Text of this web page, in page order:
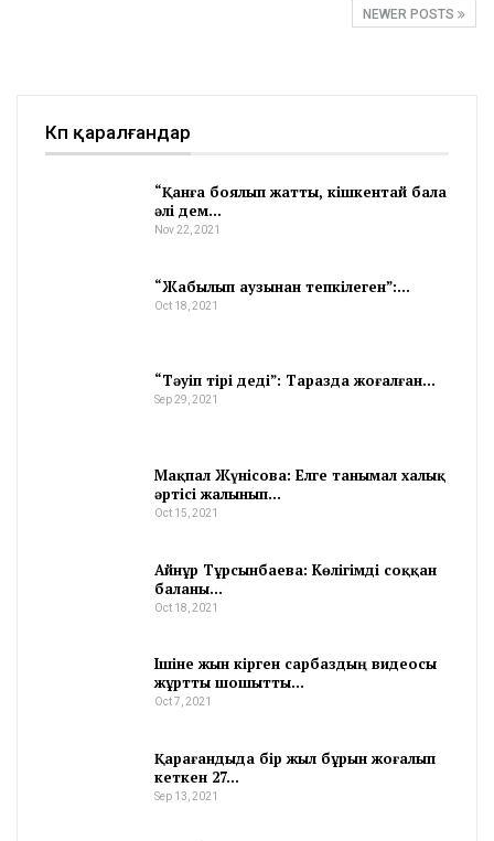
NEWER POSTS
Көп қаралғандар
“Қанға боялып жатты, кішкентай бала
әлі дем…
Nov 22, 2021
“Жабылып аузынан тепкілеген”:…
Oct 18, 2021
“Тәуіп тірі деді”: Таразда жоғалған…
Sep 29, 2021
Мақпал Жүнісова: Елге танымал халық
әртісі жалынып…
Oct 15, 2021
Айнұр Тұрсынбаева: Көлігімді соққан
баланы…
Oct 18, 2021
Ішіне жын кірген сарбаздың видеосы
жұртты шошытты…
Oct 7, 2021
Қарағандыда бір жыл бұрын жоғалып
кеткен 27…
Sep 13, 2021